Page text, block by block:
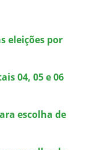
eleições por
04, 05 e 06
escolha de